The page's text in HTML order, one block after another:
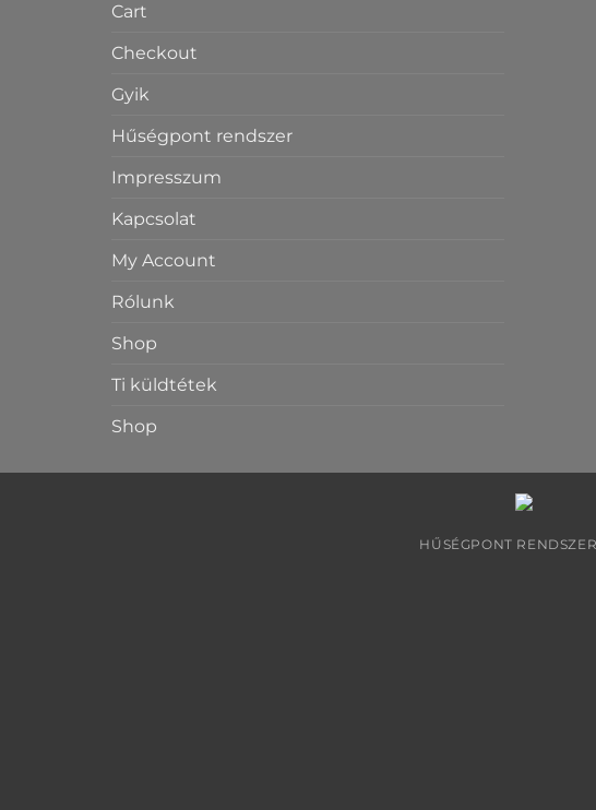
Cart
Checkout
Gyik
Hűségpont rendszer
Impresszum
Kapcsolat
My Account
Rólunk
Shop
Ti küldtétek
Shop
HŰSÉGPONT RENDSZER